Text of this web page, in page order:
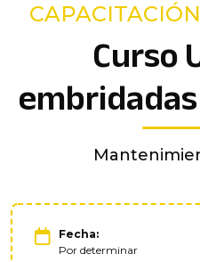
Curso
embridadas
Fecha:
Por determinar